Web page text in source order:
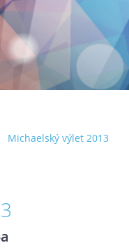
Michaelský výlet 2013